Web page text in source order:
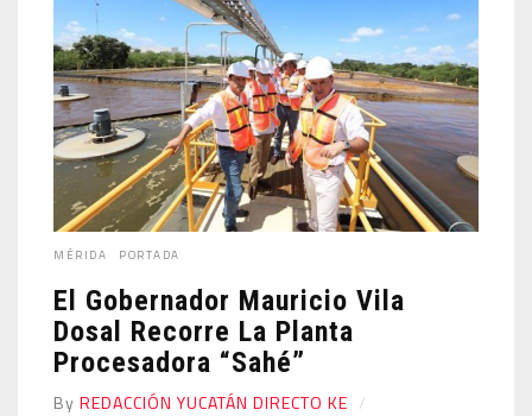
MÉRIDA PORTADA
El Gobernador Mauricio Vila
Dosal Recorre La Planta
Procesadora “Sahé”
By REDACCIÓN YUCATÁN DIRECTO KE